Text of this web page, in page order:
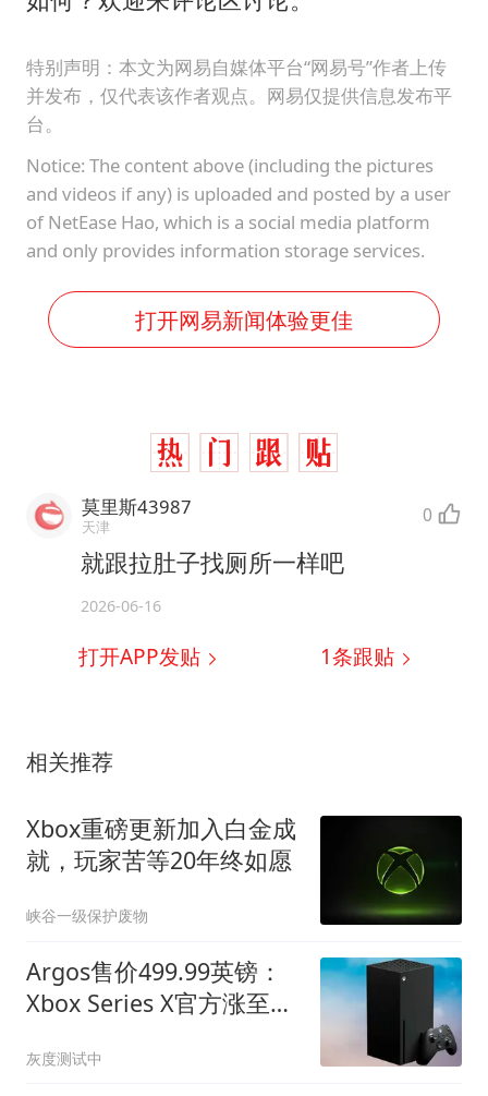
特别声明：本文为网易自媒体平台“网易号”作者上传
并发布，仅代表该作者观点。网易仅提供信息发布平
台。
Notice: The content above (including the pictures
and videos if any) is uploaded and posted by a user
of NetEase Hao, which is a social media platform
and only provides information storage services.
打开网易新闻体验更佳
莫里斯43987
天津 0
就跟拉肚子找厕所一样吧
2026-06-16
打开APP发贴 1条跟贴
相关推荐
Xbox重磅更新加入白金成
就，玩家苦等20年终如愿
峡谷一级保护废物
Argos售价499.99英镑：
Xbox Series X官方涨至
镑
灰度测试中